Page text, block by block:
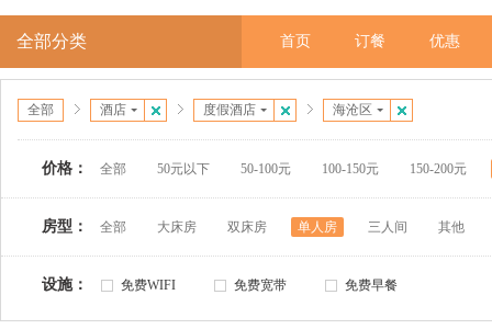
全部分类 首页 订餐 优惠
全部 酒店 度假酒店 海沧区
价格： 全部 50元以下 50-100元 100-150元 150-200元
房型： 全部 大床房 双床房 单人房 三人间 其他
设施： 免费WIFI 免费宽带 免费早餐